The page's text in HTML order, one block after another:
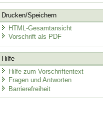
Drucken/Speichern
HTML-Gesamtansicht
Vorschrift als PDF
Hilfe
Hilfe zum Vorschriftentext
Fragen und Antworten
Barrierefreiheit